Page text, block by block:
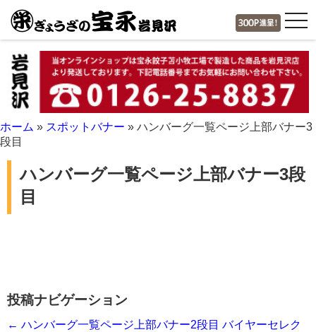
ホーム » スポットバナー » ハンバーグ一覧ページ上部バナー3
段目
ハンバーグ一覧ページ上部バナー3段
目
投稿ナビゲーション
← ハンバーグ一覧ページ上部バナー2段目 バイヤーセレク